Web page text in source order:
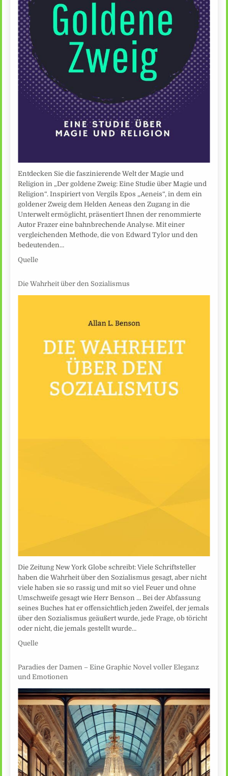
Entdecken Sie die faszinierende Welt der Magie und
Religion in „Der goldene Zweig: Eine Studie über Magie und
Religion“. Inspiriert von Vergils Epos „Aeneis“, in dem ein
goldener Zweig dem Helden Aeneas den Zugang in die
Unterwelt ermöglicht, präsentiert Ihnen der renommierte
Autor Frazer eine bahnbrechende Analyse. Mit einer
vergleichenden Methode, die von Edward Tylor und den
bedeutenden…
Quelle
Die Wahrheit über den Sozialismus
Die Zeitung New York Globe schreibt: Viele Schriftsteller
haben die Wahrheit über den Sozialismus gesagt, aber nicht
viele haben sie so rassig und mit so viel Feuer und ohne
Umschweife gesagt wie Herr Benson … Bei der Abfassung
seines Buches hat er offensichtlich jeden Zweifel, der jemals
über den Sozialismus geäußert wurde, jede Frage, ob töricht
oder nicht, die jemals gestellt wurde…
Quelle
Paradies der Damen – Eine Graphic Novel voller Eleganz
und Emotionen